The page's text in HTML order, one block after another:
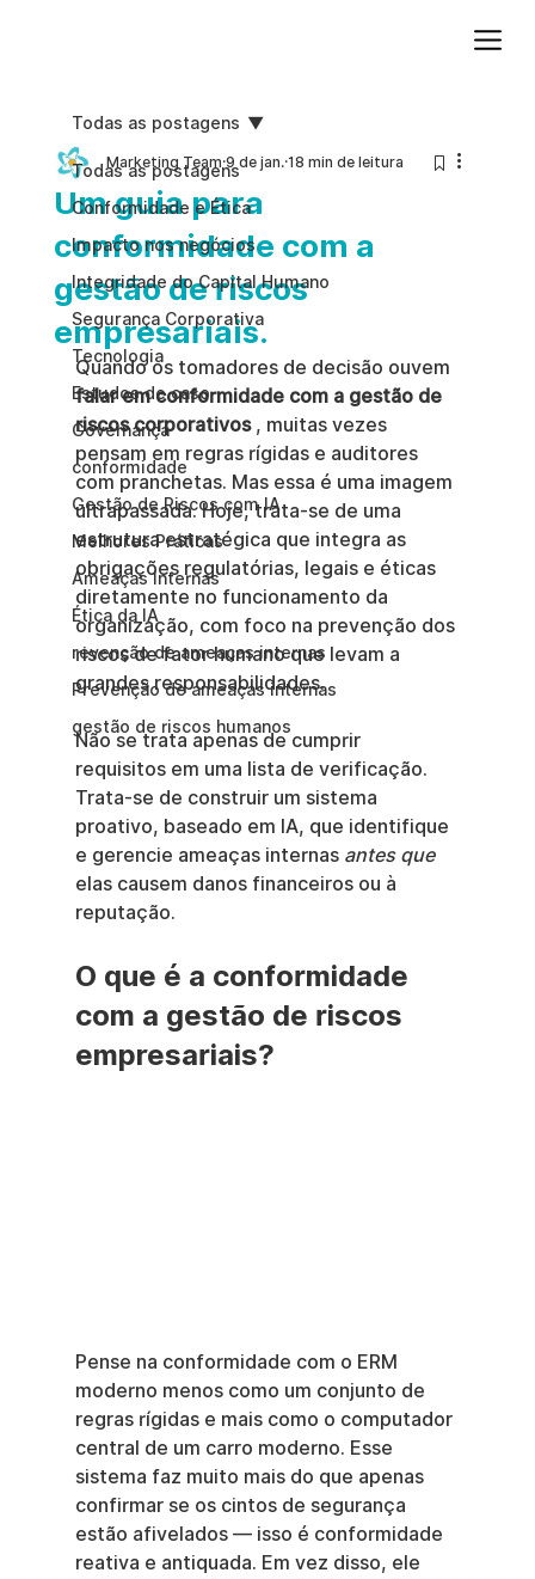
Todas as postagens
Conformidade e Ética
Impacto nos negócios
Integridade do Capital Humano
Segurança Corporativa
Tecnologia
Estudos de caso
Governança
conformidade
Gestão de Riscos com IA
Melhores Práticas
Ameaças Internas
Ética da IA
revenção de ameaças internas
Prevenção de ameaças internas
gestão de riscos humanos
Todas as postagens
Um guia para
conformidade com a
gestão de riscos
empresariais.
Marketing Team 9 de jan. 18 min de leitura
Quando os tomadores de decisão ouvem
falar em conformidade com a gestão de
riscos corporativos , muitas vezes
pensam em regras rígidas e auditores
com pranchetas. Mas essa é uma imagem
ultrapassada. Hoje, trata-se de uma
estrutura estratégica que integra as
obrigações regulatórias, legais e éticas
diretamente no funcionamento da
organização, com foco na prevenção dos
riscos de fator humano que levam a
grandes responsabilidades.
Não se trata apenas de cumprir
requisitos em uma lista de verificação.
Trata-se de construir um sistema
proativo, baseado em IA, que identifique
e gerencie ameaças internas antes que
elas causem danos financeiros ou à
reputação.
O que é a conformidade
com a gestão de riscos
empresariais?
Pense na conformidade com o ERM
moderno menos como um conjunto de
regras rígidas e mais como o computador
central de um carro moderno. Esse
sistema faz muito mais do que apenas
confirmar se os cintos de segurança
estão afivelados — isso é conformidade
reativa e antiquada. Em vez disso, ele